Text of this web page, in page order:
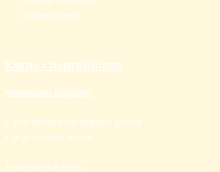
nastavlja trku
Kazne i nepravilnosti
Nepotpuno ispijanje:
Ako limenka nije potpuno prazna
ili je deo piva prosut
Tada takmičar mora: